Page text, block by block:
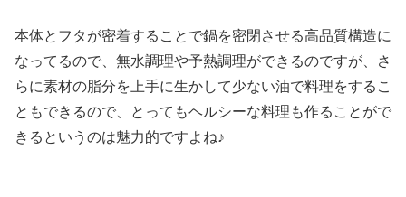
本体とフタが密着することで鍋を密閉させる高品質構造に
なってるので、無水調理や予熱調理ができるのですが、さ
らに素材の脂分を上手に生かして少ない油で料理をするこ
ともできるので、とってもヘルシーな料理も作ることがで
きるというのは魅力的ですよね♪